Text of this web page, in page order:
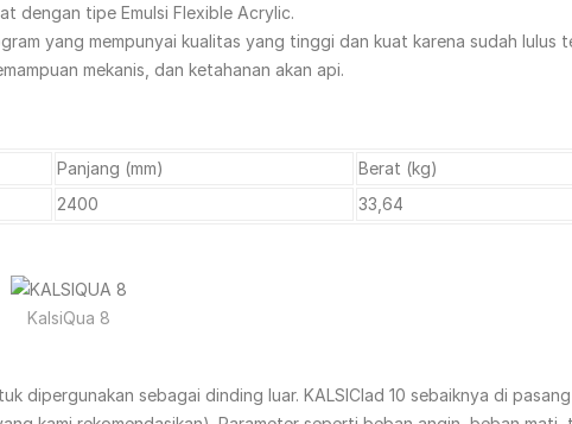
dengan tipe Emulsi Flexible Acrylic.
yang mempunyai kualitas yang tinggi dan kuat karena sudah lulus
mekanis, dan ketahanan akan api.
Panjang (mm)
Berat (kg)
2400
33,64
KalsiQua 8
dipergunakan sebagai dinding luar. KALSIClad 10 sebaiknya di